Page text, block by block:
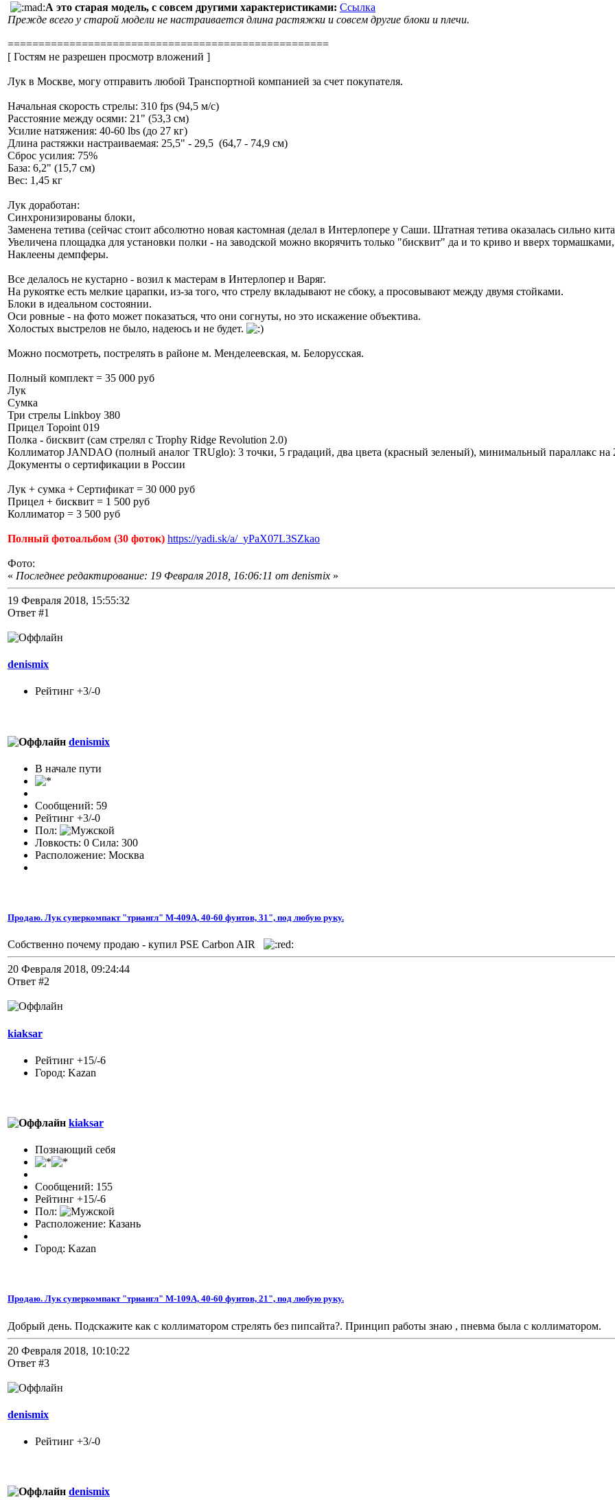
А это старая модель, с совсем другими характеристиками: Ссылка
Прежде всего у старой модели не настраивается длина растяжки и совсем другие блоки и плечи.
====================================================
[ Гостям не разрешен просмотр вложений ]
Лук в Москве, могу отправить любой Транспортной компанией за счет покупателя.
Начальная скорость стрелы: 310 fps (94,5 м/с)
Расстояние между осями: 21" (53,3 см)
Усилие натяжения: 40-60 lbs (до 27 кг)
Длина растяжки настраиваемая: 25,5" - 29,5 (64,7 - 74,9 см)
Сброс усилия: 75%
База: 6,2" (15,7 см)
Вес: 1,45 кг
Лук доработан:
Синхронизированы блоки,
Заменена тетива (сейчас стоит абсолютно новая кастомная (делал в Интерлопере у Саши. Штатная тетива оказалась сильно
Увеличена площадка для установки полки - на заводской можно вкорячить только "бисквит" да и то криво и вверх тормашками,
Наклеены демпферы.
Все делалось не кустарно - возил к мастерам в Интерлопер и Варяг.
На рукоятке есть мелкие царапки, из-за того, что стрелу вкладывают не сбоку, а просовывают между двумя стойками.
Блоки в идеальном состоянии.
Оси ровные - на фото может показаться, что они согнуты, но это искажение объектива.
Холостых выстрелов не было, надеюсь и не будет.
Можно посмотреть, пострелять в районе м. Менделеевская, м. Белорусская.
Полный комплект = 35 000 руб
Лук
Сумка
Три стрелы Linkboy 380
Прицел Topoint 019
Полка - бисквит (сам стрелял с Trophy Ridge Revolution 2.0)
Коллиматор JANDAO (полный аналог TRUglo): 3 точки, 5 градаций, два цвета (красный зеленый), минимальный параллакс на
Документы о сертификации в России
Лук + сумка + Сертификат = 30 000 руб
Прицел + бисквит = 1 500 руб
Коллиматор = 3 500 руб
Полный фотоальбом (30 фоток) https://yadi.sk/a/_yPaX07L3SZkao
Фото:
« Последнее редактирование: 19 Февраля 2018, 16:06:11 от denismix »
19 Февраля 2018, 15:55:32
Ответ #1
denismix
Рейтинг +3/-0
denismix
В начале пути
Сообщений: 59
Рейтинг +3/-0
Пол:
Ловкость: 0 Сила: 300
Расположение: Москва
Продаю. Лук суперкомпакт "триангл" M-409A, 40-60 фунтов, 31", под любую руку.
Собственно почему продаю - купил PSE Carbon AIR
20 Февраля 2018, 09:24:44
Ответ #2
kiaksar
Рейтинг +15/-6
Город: Kazan
kiaksar
Познающий себя
Сообщений: 155
Рейтинг +15/-6
Пол:
Расположение: Казань
Город: Kazan
Продаю. Лук суперкомпакт "триангл" M-109A, 40-60 фунтов, 21", под любую руку.
Добрый день. Подскажите как с коллиматором стрелять без пипсайта?. Принцип работы знаю , пневма была с коллиматором.
20 Февраля 2018, 10:10:22
Ответ #3
denismix
Рейтинг +3/-0
denismix